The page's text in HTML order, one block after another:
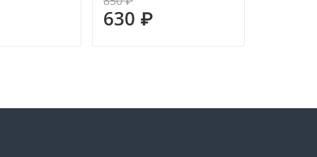
630 ₽